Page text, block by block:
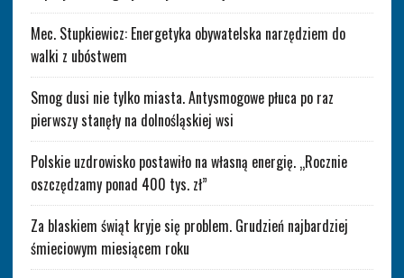
Mec. Stupkiewicz: Energetyka obywatelska narzędziem do
walki z ubóstwem
Smog dusi nie tylko miasta. Antysmogowe płuca po raz
pierwszy stanęły na dolnośląskiej wsi
Polskie uzdrowisko postawiło na własną energię. „Rocznie
oszczędzamy ponad 400 tys. zł”
Za blaskiem świąt kryje się problem. Grudzień najbardziej
śmieciowym miesiącem roku